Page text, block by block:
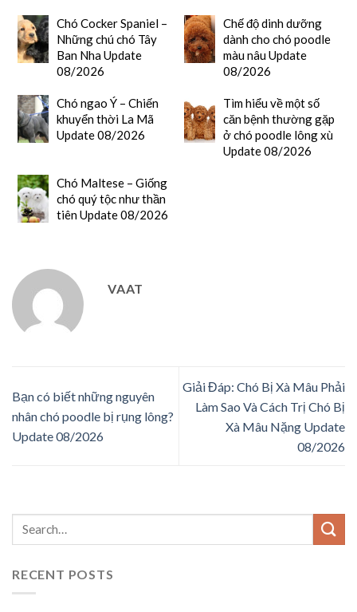
Chó Cocker Spaniel –
Những chú chó Tây
Ban Nha Update
08/2026
Chế độ dinh dưỡng
dành cho chó poodle
màu nâu Update
08/2026
Chó ngao Ý – Chiến
khuyển thời La Mã
Update 08/2026
Tìm hiểu về một số
căn bệnh thường gặp
ở chó poodle lông xù
Update 08/2026
Chó Maltese – Giống
chó quý tộc như thần
tiên Update 08/2026
VAAT
Bạn có biết những nguyên
nhân chó poodle bị rụng lông?
Update 08/2026
Giải Đáp: Chó Bị Xà Mâu Phải
Làm Sao Và Cách Trị Chó Bị
Xà Mâu Nặng Update
08/2026
RECENT POSTS